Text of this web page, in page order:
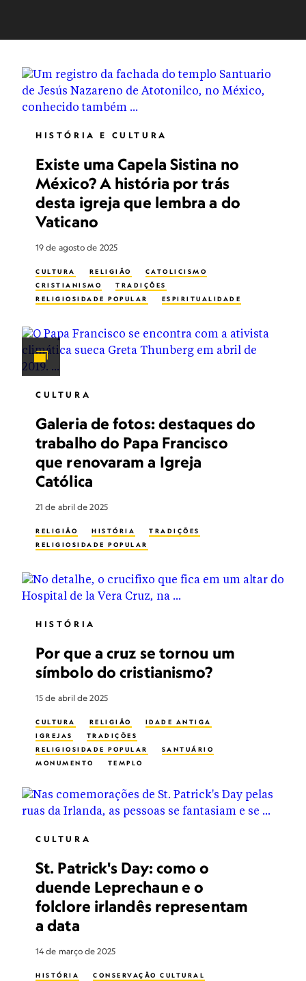
HISTÓRIA E CULTURA
Existe uma Capela Sistina no
México? A história por trás
desta igreja que lembra a do
Vaticano
19 de agosto de 2025
CULTURA RELIGIÃO
CATOLICISMO
CRISTIANISMO
TRADIÇÕES
RELIGIOSIDADE POPULAR
ESPIRITUALIDADE
CULTURA
Galeria de fotos: destaques do
trabalho do Papa Francisco
que renovaram a Igreja
Católica
21 de abril de 2025
RELIGIÃO HISTÓRIA
TRADIÇÕES
RELIGIOSIDADE POPULAR
HISTÓRIA
Por que a cruz se tornou um
símbolo do cristianismo?
15 de abril de 2025
CULTURA RELIGIÃO
IDADE ANTIGA
IGREJAS
TRADIÇÕES
RELIGIOSIDADE POPULAR
SANTUÁRIO
MONUMENTO
TEMPLO
CULTURA
St. Patrick's Day: como o
duende Leprechaun e o
folclore irlandês representam
a data
14 de março de 2025
HISTÓRIA CONSERVAÇÃO CULTURAL